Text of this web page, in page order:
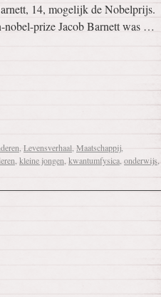
14, mogelijk de Nobelprijs.
nobel-prize Jacob Barnett was …
Levensverhaal Maatschappij
kleine jongen kwantumfysica onderwijs,